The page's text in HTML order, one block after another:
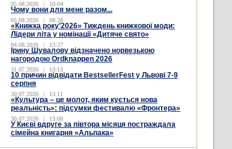
05.08.2026 | 10:04
Чому вони для мене разом...
05.08.2026 | 08:28
«Книжка року’2026» Тиждень книжкової моди:
Лідери літа у номінації «Дитяче свято»
04.08.2026 | 13:27
Ірину Шувалову відзначено норвезькою
нагородою Ordknappen 2026
31.07.2026 | 13:13
10 причин відвідати BestsellerFest у Львові 7-9
серпня
30.07.2026 | 13:11
«Культура – це молот, яким кується нова
реальність»: підсумки фестивалю «Фронтера»
30.07.2026 | 13:08
У Києві вдруге за півтора місяця постраждала
сімейна книгарня «Альпака»